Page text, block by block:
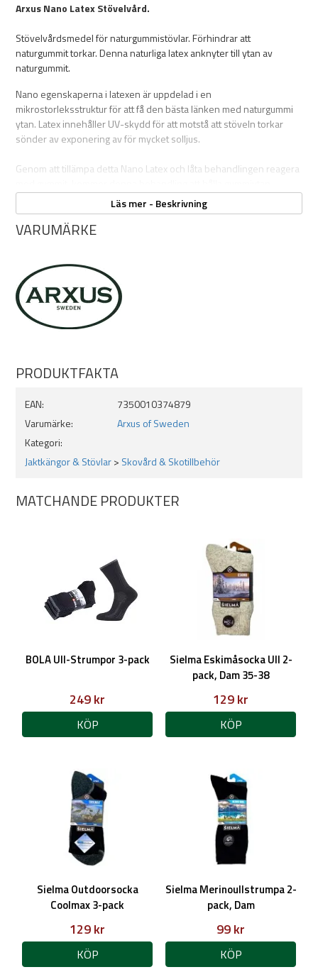
Arxus Nano Latex Stövelvård.
Stövelvårdsmedel för naturgummistövlar. Förhindrar att
naturgummit torkar. Denna naturliga latex anknyter till ytan av
naturgummit.
Nano egenskaperna i latexen är uppdelad i en
mikrostorleksstruktur för att få den bästa länken med naturgummi
ytan. Latex innehåller UV-skydd för att motstå att stöveln torkar
sönder av exponering av för mycket solljus.
Genom att tillämpa detta Nano Latex och låta behandlingen reagera
elastisk och undvika uttorkningsprocessen.
Innan du ansöker Nanolatex, rengör gummit med ljummet vatten
och naturlig grön såpa.
Läs mer - Beskrivning
VARUMÄRKE
PRODUKTFAKTA
EAN:
7350010374879
Varumärke:
Arxus of Sweden
Kategori:
Jaktkängor & Stövlar> Skovård & Skotillbehör
MATCHANDE PRODUKTER
BOLA Ull-Strumpor 3-pack
249 kr
KÖP
Sielma Eskimåsocka Ull 2-
pack, Dam 35-38
129 kr
KÖP
Sielma Outdoorsocka
Coolmax 3-pack
129 kr
KÖP
Sielma Merinoullstrumpa 2-
pack, Dam
99 kr
KÖP